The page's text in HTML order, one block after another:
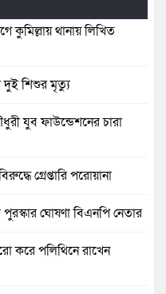
কুমিল্লায় থানায় লিখিত
দুই শিশুর মৃত্যু
যুব ফাউন্ডেশনের চারা
গ্রেপ্তারি পরোয়ানা
ঘোষণা বিএনপি নেতার
করে পলিথিনে রাখেন